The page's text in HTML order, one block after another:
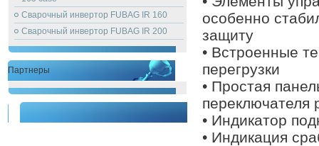
Сварочный инвертор FUBAG IR 160
Сварочный инвертор FUBAG IR 200
Партнеры
особенно
защиту
• Встроенные
перегрузки
• Простая
переключателя
• Индикатор
• Индикация